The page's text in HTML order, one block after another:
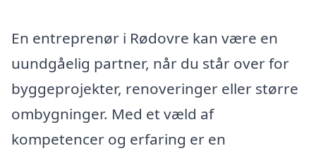
En entreprenør i Rødovre kan være en
uundgåelig partner, når du står over for
byggeprojekter, renoveringer eller større
ombygninger. Med et væld af
kompetencer og erfaring er en